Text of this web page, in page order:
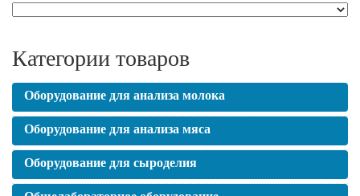
Категории товаров
Оборудование для анализа молока
Оборудование для анализа мяса
Оборудование для сыроделия